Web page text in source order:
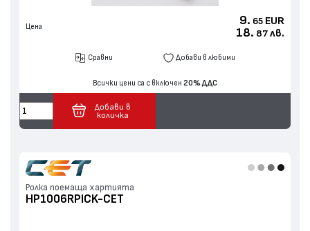
Цена 9. 65 EUR
18. 87 лв.
Сравни Добави в любими
Всички цени са с включен 20% ДДС
Добави в
количка
Ролка поемаща хартията
HP1006RPICK-CET